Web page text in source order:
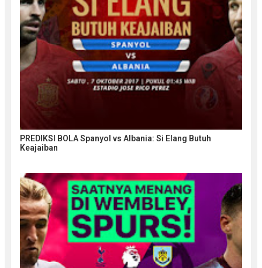
PREDIKSI BOLA Spanyol vs Albania: Si Elang Butuh
Keajaiban